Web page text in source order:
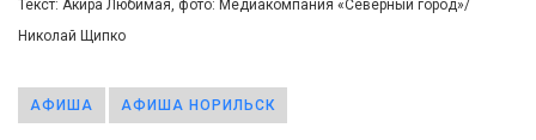
Текст: Акира Любимая, фото: Медиакомпания «Северный город»/
Николай Щипко
АФИША АФИША НОРИЛЬСК